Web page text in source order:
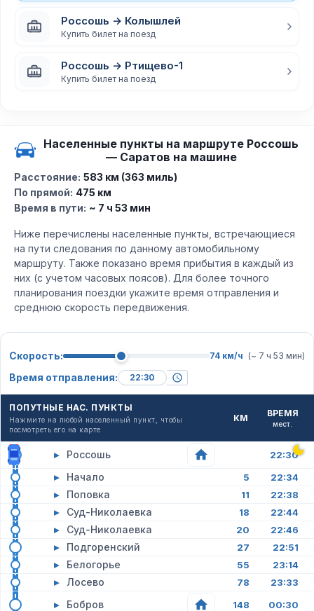
Россошь → Колышлей
Купить билет на поезд
Россошь → Ртищево-1
Купить билет на поезд
Населенные пункты на маршруте Россошь
— Саратов на машине
Расстояние: 583 км (363 миль)
По прямой: 475 км
Время в пути: ~ 7 ч 53 мин
Ниже перечислены населенные пункты, встречающиеся
на пути следования по данному автомобильному
маршруту. Также показано время прибытия в каждый из
них (с учетом часовых поясов). Для более точного
планирования поездки укажите время отправления и
среднюю скорость передвижения.
Скорость: 74 км/ч (~ 7 ч 53 мин)
Время отправления:
ПОПУТНЫЕ НАС. ПУНКТЫ
Нажмите на любой населенный пункт, чтобы
посмотреть его на карте
КМ ВРЕМЯ
мест.
▸ Россошь 22:30
▸ Начало 5 22:34
▸ Поповка 11 22:38
▸ Суд-Николаевка 18 22:44
▸ Суд-Николаевка 20 22:46
▸ Подгоренский 27 22:51
▸ Белогорье 55 23:14
▸ Лосево 78 23:33
▸ Бобров 148 00:30